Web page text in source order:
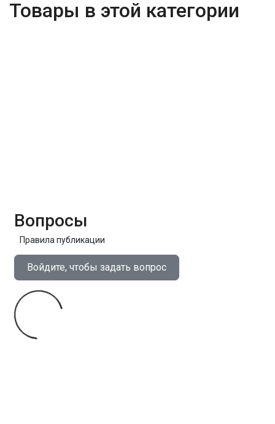
Товары в этой категории
Вопросы
Правила публикации
Войдите, чтобы задать вопрос